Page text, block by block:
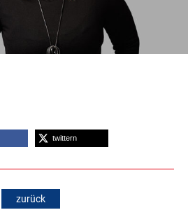
twittern
zurück